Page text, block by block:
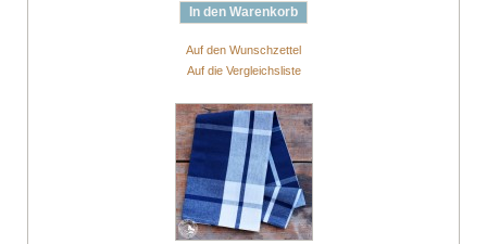
In den Warenkorb
Auf den Wunschzettel
Auf die Vergleichsliste